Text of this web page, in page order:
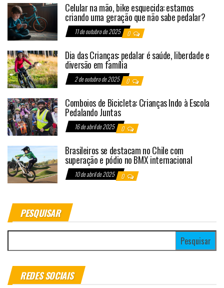
Celular na mão, bike esquecida: estamos
criando uma geração que não sabe pedalar?
11 de outubro de 2025 0
Dia das Crianças: pedalar é saúde, liberdade e
diversão em família
2 de outubro de 2025 0
Comboios de Bicicleta: Crianças Indo à Escola
Pedalando Juntas
16 de abril de 2025 0
Brasileiros se destacam no Chile com
superação e pódio no BMX internacional
10 de abril de 2025 0
PESQUISAR
REDES SOCIAIS